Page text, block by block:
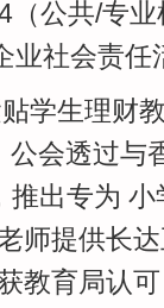
（公共/专
业社会责任
学生理财
会透过与
推出专为
师提供长
教育局认